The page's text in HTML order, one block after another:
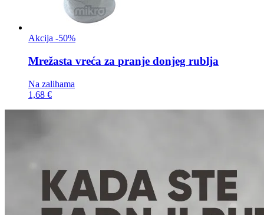
Akcija -50%
Mrežasta vreća za pranje donjeg rublja
Na zalihama
1,68 €